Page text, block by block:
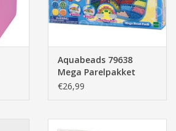
Aquabeads 79638
Mega Parelpakket
Navulling
€26,99